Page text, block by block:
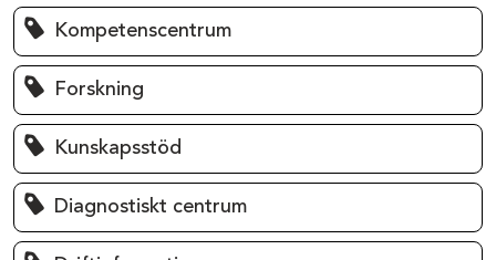
Kompetenscentrum
Forskning
Kunskapsstöd
Diagnostiskt centrum